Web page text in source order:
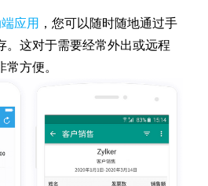
应用 ，您可以随时随地通过手
。这对于需要经常外出或远程
方便。